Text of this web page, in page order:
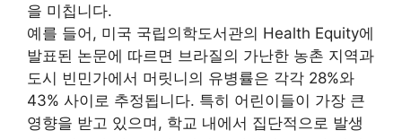
을 미칩니다.
예를 들어, 미국 국립의학도서관의 Health Equity에
발표된 논문에 따르면 브라질의 가난한 농촌 지역과
도시 빈민가에서 머릿니의 유병률은 각각 28%와
43% 사이로 추정됩니다. 특히 어린이들이 가장 큰
영향을 받고 있으며, 학교 내에서 집단적으로 발생